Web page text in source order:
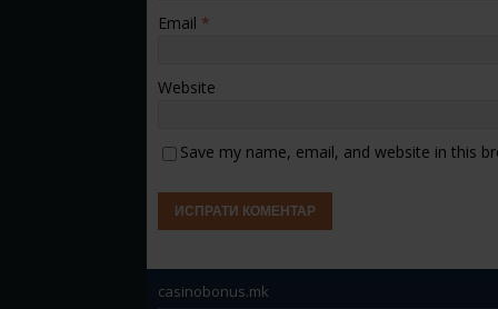
Email *
Website
Save my name, email, and website in this
casinobonus.mk